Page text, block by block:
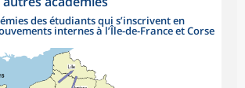
des étudiants qui s’inscrivent en
internes à l’Île-de-France et Corse